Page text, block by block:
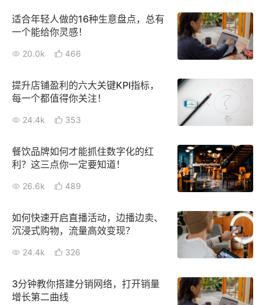
品牌消费观
新零售资讯
培训课程
私域课程
增长俱乐部
增长俱乐部
合作共进
入驻有赞
认证服务商 设计服务商
适合年轻人做的16种生意盘点，总有
一个能给你灵感！
20.0k 466
提升店铺盈利的六大关键KPI指标，
每一个都值得你关注！
24.4k 353
餐饮品牌如何才能抓住数字化的红
利？这三点你一定要知道！
26.6k 489
如何快速开启直播活动，边播边卖、
沉浸式购物，流量高效变现？
24.4k 326
3分钟教你搭建分销网络，打开销量
增长第二曲线